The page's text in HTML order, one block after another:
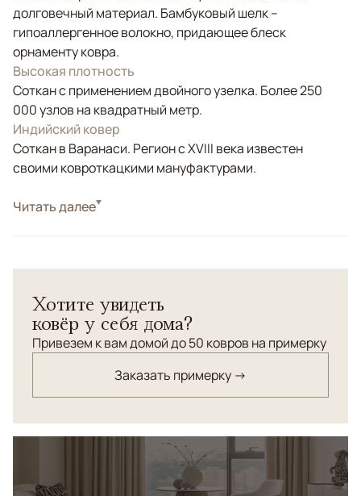
долговечный материал. Бамбуковый шелк –
гипоаллергенное волокно, придающее блеск
орнаменту ковра.
Высокая плотность
Соткан с применением двойного узелка. Более 250
000 узлов на квадратный метр.
Индийский ковер
Соткан в Варанаси. Регион с XVIII века известен
своими ковроткацкими мануфактурами.
СтильСовременные
Читать далее
Хотите увидеть
ковёр у себя дома?
Привезем к вам домой до 50 ковров на примерку
Заказать примерку →